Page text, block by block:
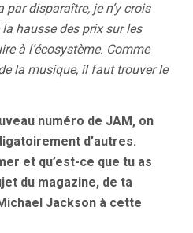
disparaître, je n’y crois
hausse des prix sur les
à l’écosystème. Comme
la musique, il faut trouver le
numéro de JAM, on
d’autres.
et qu’est-ce que tu as
du magazine, de ta
Jackson à cette